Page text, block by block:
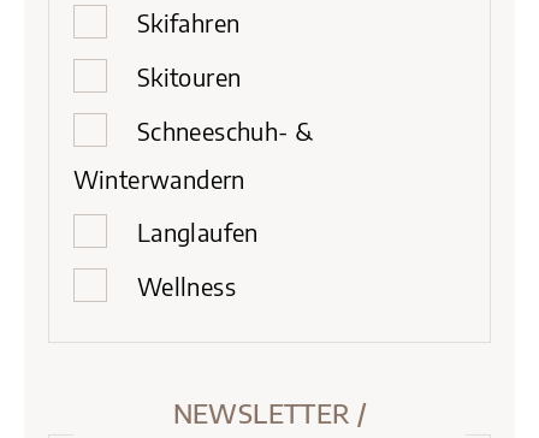
Skifahren
Skitouren
Schneeschuh- &
Winterwandern
Langlaufen
Wellness
NEWSLETTER /